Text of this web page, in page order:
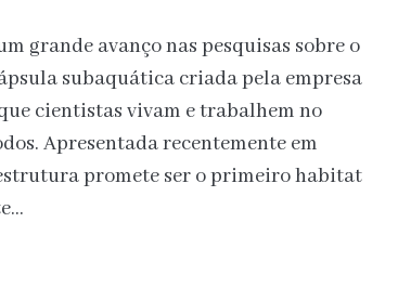
grande avanço nas pesquisas sobre o
subaquática criada pela empresa
cientistas vivam e trabalhem no
Apresentada recentemente em
promete ser o primeiro habitat